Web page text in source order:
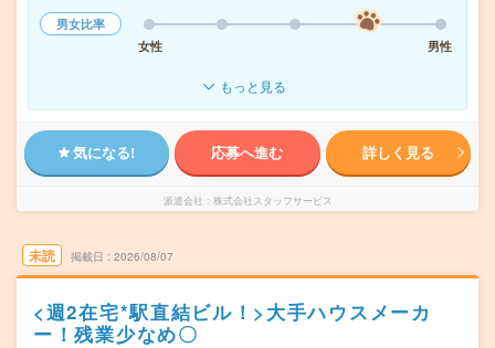
男女比率
女性
男性
もっと見る
気になる! 応募へ進む 詳しく見る
派遣会社 株式会社スタッフサービス
未読 掲載日 2026/08/07
<週2在宅*駅直結ビル！>大手ハウスメーカ
ー！残業少なめ〇